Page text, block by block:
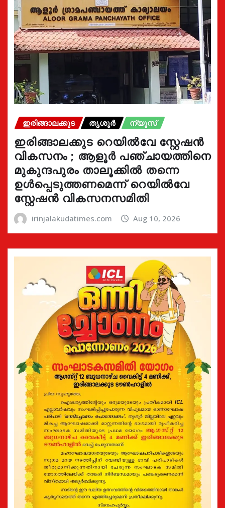
ഇരിങ്ങാലക്കുട തൃശൂർ ന്യൂസ്
ഇരിങ്ങാലക്കുട റെയിൽവേ സ്റ്റേഷൻ
വികസനം ; ആളൂർ പഞ്ചായത്തിനെ
മുകുന്ദപുരം താലൂക്കിൽ തന്നെ
ഉൾപ്പെടുത്തണമെന്ന് റെയിൽവേ
സ്റ്റേഷൻ വികസനസമിതി
irinjalakudatimes.com Aug 10, 2026